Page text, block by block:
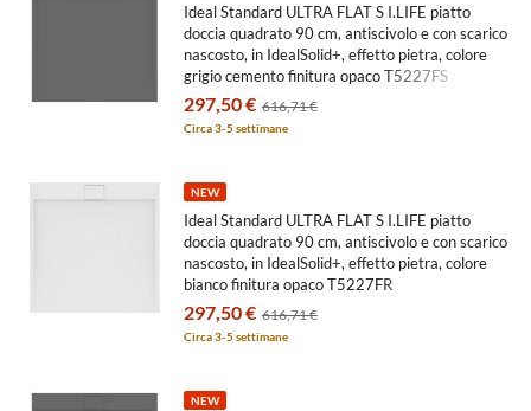
Ideal Standard ULTRA FLAT S I.LIFE piatto
doccia quadrato 90 cm, antiscivolo e con scarico
nascosto, in IdealSolid+, effetto pietra, colore
grigio cemento finitura opaco T5227FS
297,50 € 616,71 €
Circa 3-5 settimane
NEW
Ideal Standard ULTRA FLAT S I.LIFE piatto
doccia quadrato 90 cm, antiscivolo e con scarico
nascosto, in IdealSolid+, effetto pietra, colore
bianco finitura opaco T5227FR
297,50 € 616,71 €
Circa 3-5 settimane
NEW